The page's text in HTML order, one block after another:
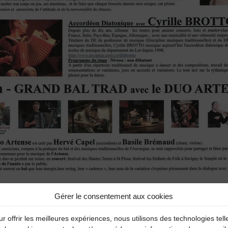
Gérer le consentement aux cookies
offrir les meilleures expériences, nous utilisons des technologies